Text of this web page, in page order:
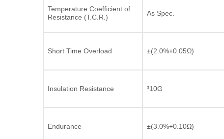
Temperature Coefficient of
Resistance (T.C.R.)
As Spec.
Short Time Overload ±(2.0%+0.05Ω)
Insulation Resistance ³10G
Endurance ±(3.0%+0.10Ω)